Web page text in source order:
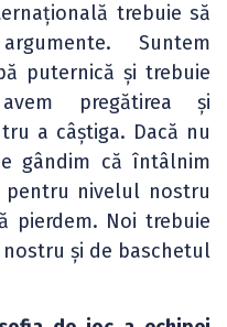
trebuie să
Suntem
puternică și trebuie
pregătirea și
a câștiga. Dacă nu
gândim că întâlnim
pentru nivelul nostru
pierdem. Noi trebuie
și de baschetul